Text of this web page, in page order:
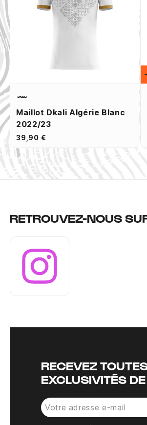
Maillot Dkali Algérie Blanc
2022/23
39,90 €
RETROUVEZ-NOUS
RECEVEZ
EXCLUSIVITÉS